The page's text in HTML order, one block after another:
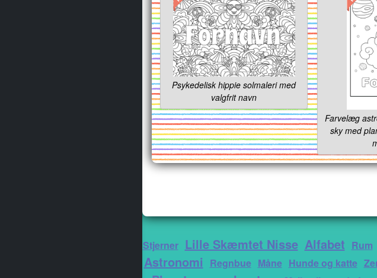
Psykedelisk hippie solmaleri med
valgfrit navn
Farvelæg
sky med
Stjerner Lille Skæmtet Nisse Alfabet Rum
Astronomi Regnbue Måne Hunde og katte